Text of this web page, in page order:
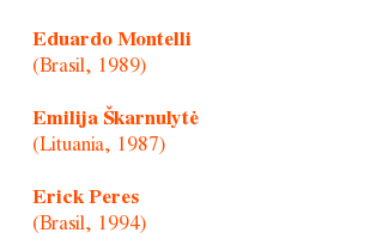
Eduardo Montelli
(Brasil, 1989)
Emilija Škarnulytė
(Lituania, 1987)
Erick Peres
(Brasil, 1994)